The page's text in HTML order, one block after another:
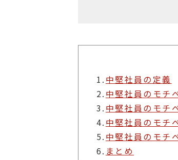
1. 中堅社員の定義
2. 中堅社員のモチ
3. 中堅社員のモチ
4. 中堅社員のモチ
5. 中堅社員のモチ
6. まとめ